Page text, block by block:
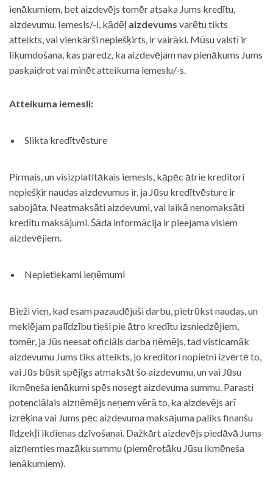
ienākumiem, bet aizdevējs tomēr atsaka Jums kredītu,
aizdevumu. Iemesls/-i, kādēļ aizdevums varētu tikts
atteikts, vai vienkārši nepiešķirts, ir vairāki. Mūsu valstī ir
likumdošana, kas paredz, ka aizdevējam nav pienākums Jums
paskaidrot vai minēt atteikuma iemeslu/-s.
Atteikuma iemesli:
Slikta kredītvēsture
Pirmais, un visizplatītākais iemesls, kāpēc ātrie kreditori
nepiešķir naudas aizdevumus ir, ja Jūsu kredītvēsture ir
sabojāta. Neatmaksāti aizdevumi, vai laikā nenomaksāti
kredītu maksājumi. Šāda informācija ir pieejama visiem
aizdevējiem.
Nepietiekami ieņēmumi
Bieži vien, kad esam pazaudējuši darbu, pietrūkst naudas, un
meklējam palīdzību tieši pie ātro kredītu izsniedzējiem,
tomēr, ja Jūs neesat oficiāls darba ņēmējs, tad visticamāk
aizdevumu Jums tiks atteikts, jo kreditori nopietni izvērtē to,
vai Jūs būsit spējīgs atmaksāt šo aizdevumu, un vai Jūsu
ikmēneša ienākumi spēs nosegt aizdevuma summu. Parasti
potenciālais aizņēmējs neņem vērā to, ka aizdevējs arī
izrēķina vai Jums pēc aizdevuma maksājuma paliks finanšu
līdzekļi ikdienas dzīvošanai. Dažkārt aizdevējs piedāvā Jums
aizņemties mazāku summu (piemērotāku Jūsu ikmēneša
ienākumiem).